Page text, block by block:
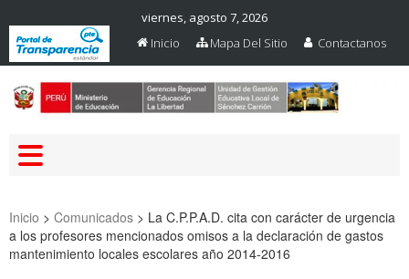
viernes, agosto 7, 2026
Inicio
Mapa Del Sitio Contactanos
Inicio > Comunicados > La C.P.P.A.D. cita con carácter de urgencia
a los profesores mencionados omisos a la declaración de gastos
mantenimiento locales escolares año 2014-2016